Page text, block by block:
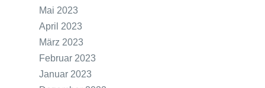
Mai 2023
April 2023
März 2023
Februar 2023
Januar 2023